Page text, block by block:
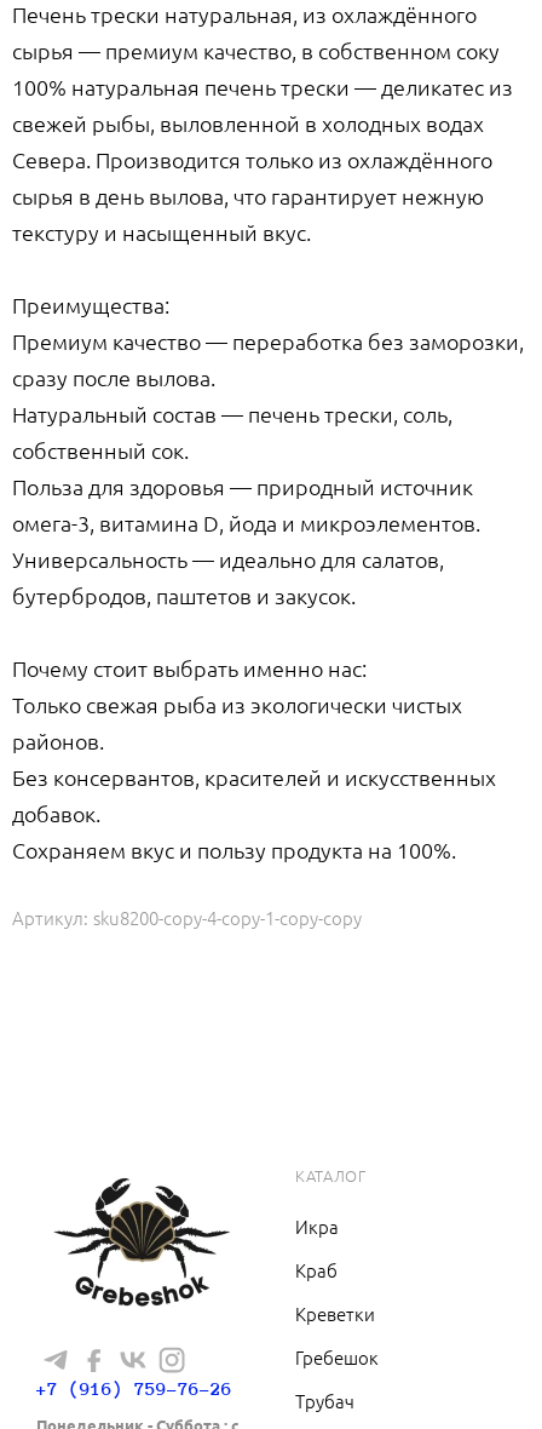
Печень трески натуральная, из охлаждённого
сырья — премиум качество, в собственном соку
100% натуральная печень трески — деликатес из
свежей рыбы, выловленной в холодных водах
Севера. Производится только из охлаждённого
сырья в день вылова, что гарантирует нежную
текстуру и насыщенный вкус.
Преимущества:
Премиум качество — переработка без заморозки,
сразу после вылова.
Натуральный состав — печень трески, соль,
собственный сок.
Польза для здоровья — природный источник
омега-3, витамина D, йода и микроэлементов.
Универсальность — идеально для салатов,
бутербродов, паштетов и закусок.
Почему стоит выбрать именно нас:
Только свежая рыба из экологически чистых
районов.
Без консервантов, красителей и искусственных
добавок.
Сохраняем вкус и пользу продукта на 100%.
Артикул: sku8200-copy-4-copy-1-copy-copy
+7 (916) 759-76-26
КАТАЛОГ
Икра
Краб
Креветки
Гребешок
Трубач